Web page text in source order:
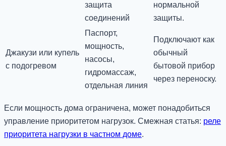
защита
соединений
нормальной
защиты.
Джакузи или купель
с подогревом
Паспорт,
мощность,
насосы,
гидромассаж,
отдельная линия
Подключают как
обычный
бытовой прибор
через переноску.
Если мощность дома ограничена, может понадобиться
управление приоритетом нагрузок. Смежная статья: реле
приоритета нагрузки в частном доме.